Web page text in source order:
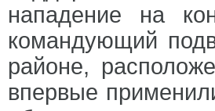
нападение на
командующий
районе,
впервые